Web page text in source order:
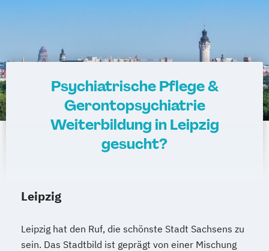
Verantwortliche Pflegefachkraft für die
ambulante und (teil-)stationäre Pflege
Vorbereitung für die Eignungsprüfung zur
ausländischer Krankenpflegeausbildungen
(gem. §20b KrPflAPrV)
Zukunftsorientierte Pflege und Betreuung
behinderter und alter Menschen
Psychiatrische Pflege &
Gerontopsychiatrie
Weiterbildung in Leipzig
gesucht?
Leipzig
Leipzig hat den Ruf, die schönste Stadt Sachsens zu
sein. Das Stadtbild ist geprägt von einer Mischung